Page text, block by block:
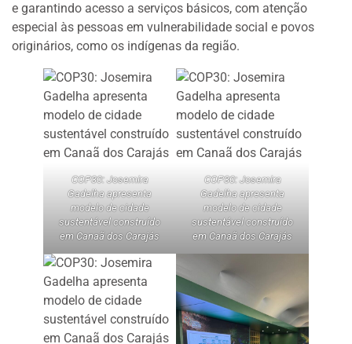
e garantindo acesso a serviços básicos, com atenção
especial às pessoas em vulnerabilidade social e povos
originários, como os indígenas da região.
COP30: Josemira
Gadelha apresenta
modelo de cidade
sustentável construído
em Canaã dos Carajás
COP30: Josemira
Gadelha apresenta
modelo de cidade
sustentável construído
em Canaã dos Carajás